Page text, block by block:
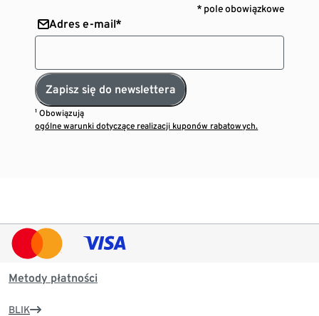
* pole obowiązkowe
Adres e-mail*
Zapisz się do newslettera
¹ Obowiązują
ogólne warunki dotyczące realizacji kuponów rabatowych.
Metody płatności
BLIK